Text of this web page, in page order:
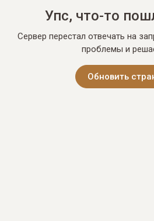
Упс, что-то
Сервер перестал отвечать на
проблемы и
Обновить